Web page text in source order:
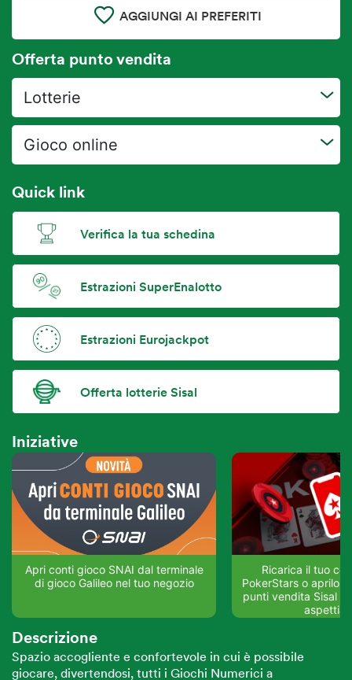
Offerta punto vendita
Lotterie
Gioco online
Quick link
Verifica la tua schedina
Estrazioni SuperEnalotto
Estrazioni Eurojackpot
Offerta lotterie Sisal
Iniziative
Apri conti gioco SNAI dal terminale
di gioco Galileo nel tuo negozio
Ricarica il tuo
PokerStars o aprilo
punti vendita Sisal
Descrizione
Spazio accogliente e confortevole in cui è possibile
giocare, divertendosi, tutti i Giochi Numerici a
AGGIUNGI AI PREFERITI